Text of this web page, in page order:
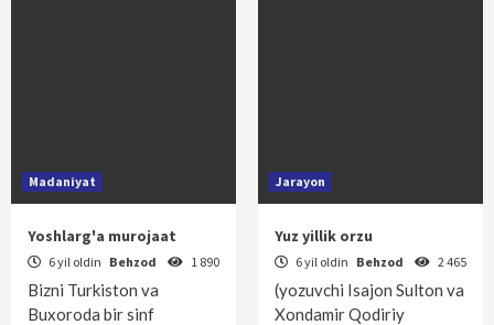
Madaniyat
Yoshlarg'a murojaat
6 yil oldin Behzod 1 890
Bizni Turkiston va
Buxoroda bir sinf
Jarayon
Yuz yillik orzu
6 yil oldin Behzod 2 465
(yozuvchi Isajon Sulton va
Xondamir Qodiriy